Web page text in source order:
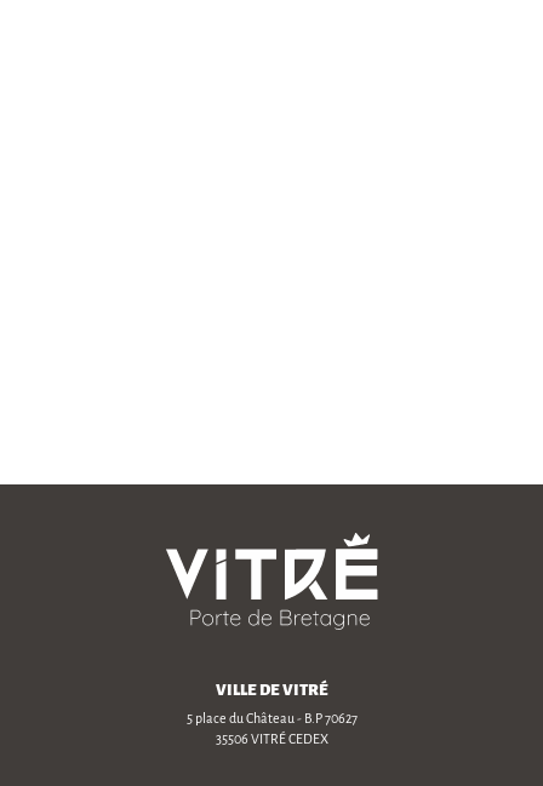
VILLE DE VITRÉ
5 place du Château - B.P 70627
35506 VITRÉ CEDEX